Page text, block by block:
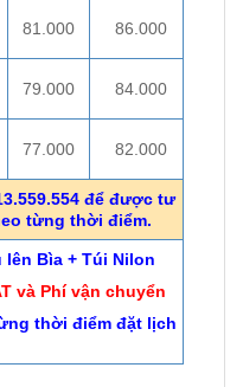
81.000 86.000
79.000 84.000
77.000 82.000
để được tư
từng thời điểm.
lên Bìa + Túi Nilon
và Phí vận chuyển
thời điểm đặt lịch